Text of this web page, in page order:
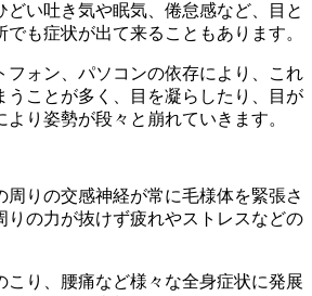
どい吐き気や眠気、倦怠感など、目と
も症状が出て来ることもあります。
フォン、パソコンの依存により、これ
うことが多く、目を凝らしたり、目が
り姿勢が段々と崩れていきます。
周りの交感神経が常に毛様体を緊張さ
りの力が抜けず疲れやストレスなどの
こり、腰痛など様々な全身症状に発展